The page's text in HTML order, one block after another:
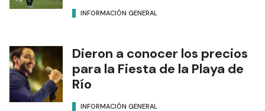
INFORMACIÓN GENERAL
Dieron a conocer los precios
para la Fiesta de la Playa de
Río
INFORMACIÓN GENERAL